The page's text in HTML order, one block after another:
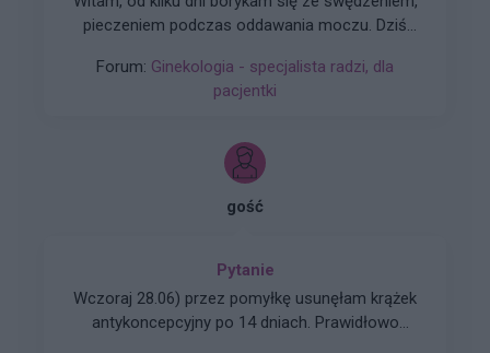
pieczeniem podczas oddawania moczu. Dziś
tak jak na zdjęciu. Czy może ktoś wie, co to
może być?
Forum: Ginekologia - specjalista radzi, dla
pacjentki
gość
Pytanie
Wczoraj 28.06) przez pomyłkę usunęłam krążek
antykoncepcyjny po 14 dniach. Prawidłowo